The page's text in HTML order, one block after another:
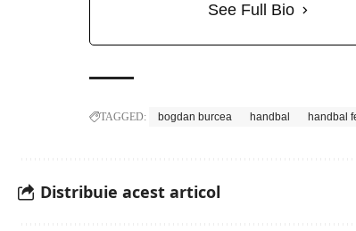
See Full Bio
TAGGED: bogdan burcea handbal handbal
Distribuie acest articol